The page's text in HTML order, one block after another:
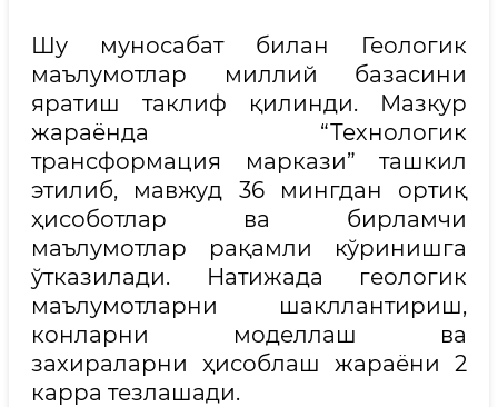
Шу муносабат билан Геологик
маълумотлар миллий базасини
яратиш таклиф қилинди. Мазкур
жараёнда “Технологик
трансформация маркази” ташкил
этилиб, мавжуд 36 мингдан ортиқ
ҳисоботлар ва бирламчи
маълумотлар рақамли кўринишга
ўтказилади. Натижада геологик
маълумотларни шакллантириш,
конларни моделлаш ва
захираларни ҳисоблаш жараёни 2
карра тезлашади.